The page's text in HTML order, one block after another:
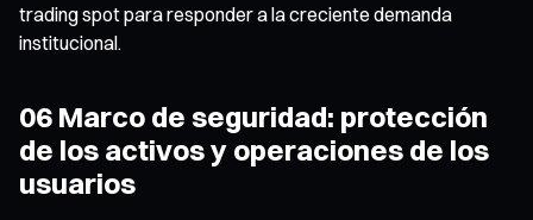
trading spot para responder a la creciente demanda
institucional.
06 Marco de seguridad: protección
de los activos y operaciones de los
usuarios